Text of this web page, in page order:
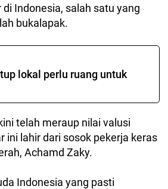
Indonesia, salah satu yang
bukalapak.
lokal perlu ruang untuk
telah meraup nilai valusi
ini lahir dari sosok pekerja keras
Achamd Zaky.
Indonesia yang pasti